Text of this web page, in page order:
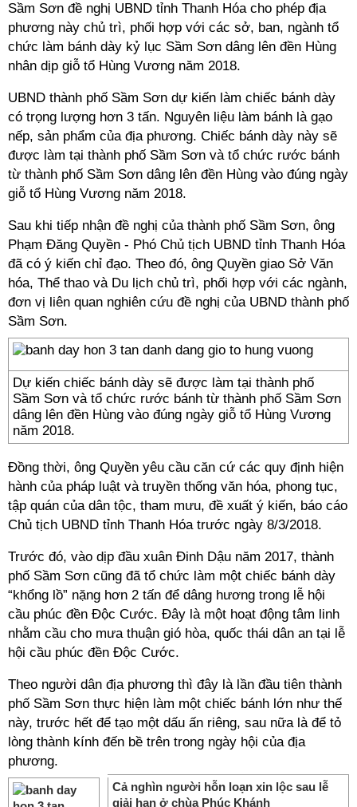
Sầm Sơn đề nghị UBND tỉnh Thanh Hóa cho phép địa
phương này chủ trì, phối hợp với các sở, ban, ngành tổ
chức làm bánh dày kỷ lục Sầm Sơn dâng lên đền Hùng
nhân dịp giỗ tổ Hùng Vương năm 2018.
UBND thành phố Sầm Sơn dự kiến làm chiếc bánh dày
có trọng lượng hơn 3 tấn. Nguyên liệu làm bánh là gạo
nếp, sản phẩm của địa phương. Chiếc bánh dày này sẽ
được làm tại thành phố Sầm Sơn và tổ chức rước bánh
từ thành phố Sầm Sơn dâng lên đền Hùng vào đúng ngày
giỗ tổ Hùng Vương năm 2018.
Sau khi tiếp nhận đề nghị của thành phố Sầm Sơn, ông
Phạm Đăng Quyền - Phó Chủ tịch UBND tỉnh Thanh Hóa
đã có ý kiến chỉ đạo. Theo đó, ông Quyền giao Sở Văn
hóa, Thể thao và Du lịch chủ trì, phối hợp với các ngành,
đơn vị liên quan nghiên cứu đề nghị của UBND thành phố
Sầm Sơn.
Dự kiến chiếc bánh dày sẽ được làm tại thành phố
Sầm Sơn và tổ chức rước bánh từ thành phố Sầm Sơn
dâng lên đền Hùng vào đúng ngày giỗ tổ Hùng Vương
năm 2018.
Đồng thời, ông Quyền yêu cầu căn cứ các quy định hiện
hành của pháp luật và truyền thống văn hóa, phong tục,
tập quán của dân tộc, tham mưu, đề xuất ý kiến, báo cáo
Chủ tịch UBND tỉnh Thanh Hóa trước ngày 8/3/2018.
Trước đó, vào dịp đầu xuân Đinh Dậu năm 2017, thành
phố Sầm Sơn cũng đã tổ chức làm một chiếc bánh dày
“khổng lồ” nặng hơn 2 tấn để dâng hương trong lễ hội
cầu phúc đền Độc Cước. Đây là một hoạt động tâm linh
nhằm cầu cho mưa thuận gió hòa, quốc thái dân an tại lễ
hội cầu phúc đền Độc Cước.
Theo người dân địa phương thì đây là lần đầu tiên thành
phố Sầm Sơn thực hiện làm một chiếc bánh lớn như thế
này, trước hết để tạo một dấu ấn riêng, sau nữa là để tỏ
lòng thành kính đến bề trên trong ngày hội của địa
phương.
Cả nghìn người hỗn loạn xin lộc sau lễ
giải hạn ở chùa Phúc Khánh